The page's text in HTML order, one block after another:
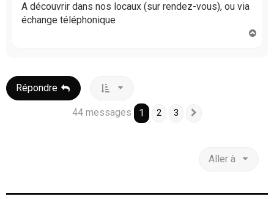
A découvrir dans nos locaux (sur rendez-vous), ou via
échange téléphonique
Répondre
44 messages 1 2 3
Aller à